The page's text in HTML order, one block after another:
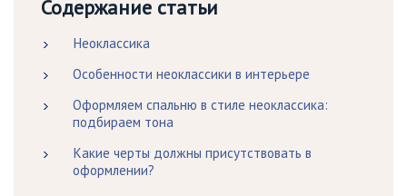
Содержание статьи
Неоклассика
Особенности неоклассики в интерьере
Оформляем спальню в стиле неоклассика:
подбираем тона
Какие черты должны присутствовать в
оформлении?